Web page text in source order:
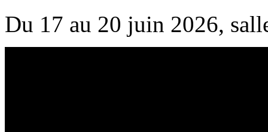
Du 17 au 20 juin 2026,